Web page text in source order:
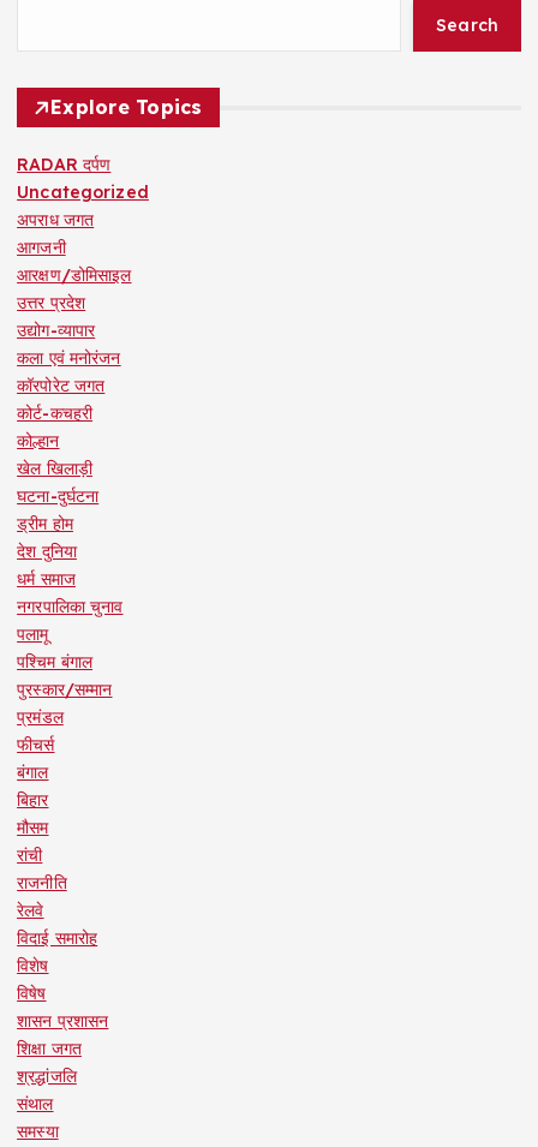
Search
Explore Topics
RADAR दर्पण
Uncategorized
अपराध जगत
आगजनी
आरक्षण/डोमिसाइल
उत्तर प्रदेश
उद्योग-व्यापार
कला एवं मनोरंजन
कॉरपोरेट जगत
कोर्ट-कचहरी
कोल्हान
खेल खिलाड़ी
घटना-दुर्घटना
ड्रीम होम
देश दुनिया
धर्म समाज
नगरपालिका चुनाव
पलामू
पश्चिम बंगाल
पुरस्कार/सम्मान
प्रमंडल
फीचर्स
बंगाल
बिहार
मौसम
रांची
राजनीति
रेलवे
विदाई समारोह
विशेष
विषेष
शासन प्रशासन
शिक्षा जगत
श्रद्धांजलि
संथाल
समस्या